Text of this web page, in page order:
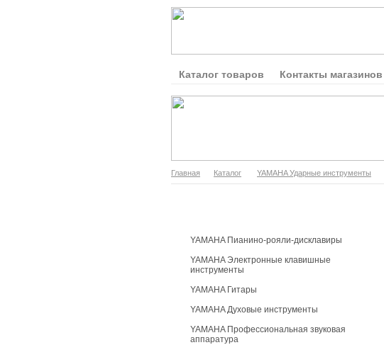
Каталог товаров Контакты магазинов
Главная Каталог YAMAHA Ударные инструменты
YAMAHA Пианино-рояли-дисклавиры
YAMAHA Электронные клавишные
инструменты
YAMAHA Гитары
YAMAHA Духовые инструменты
YAMAHA Профессиональная звуковая
аппаратура